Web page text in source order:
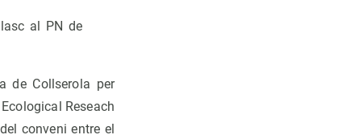
al PN de
de Collserola per
Reseach
conveni entre el